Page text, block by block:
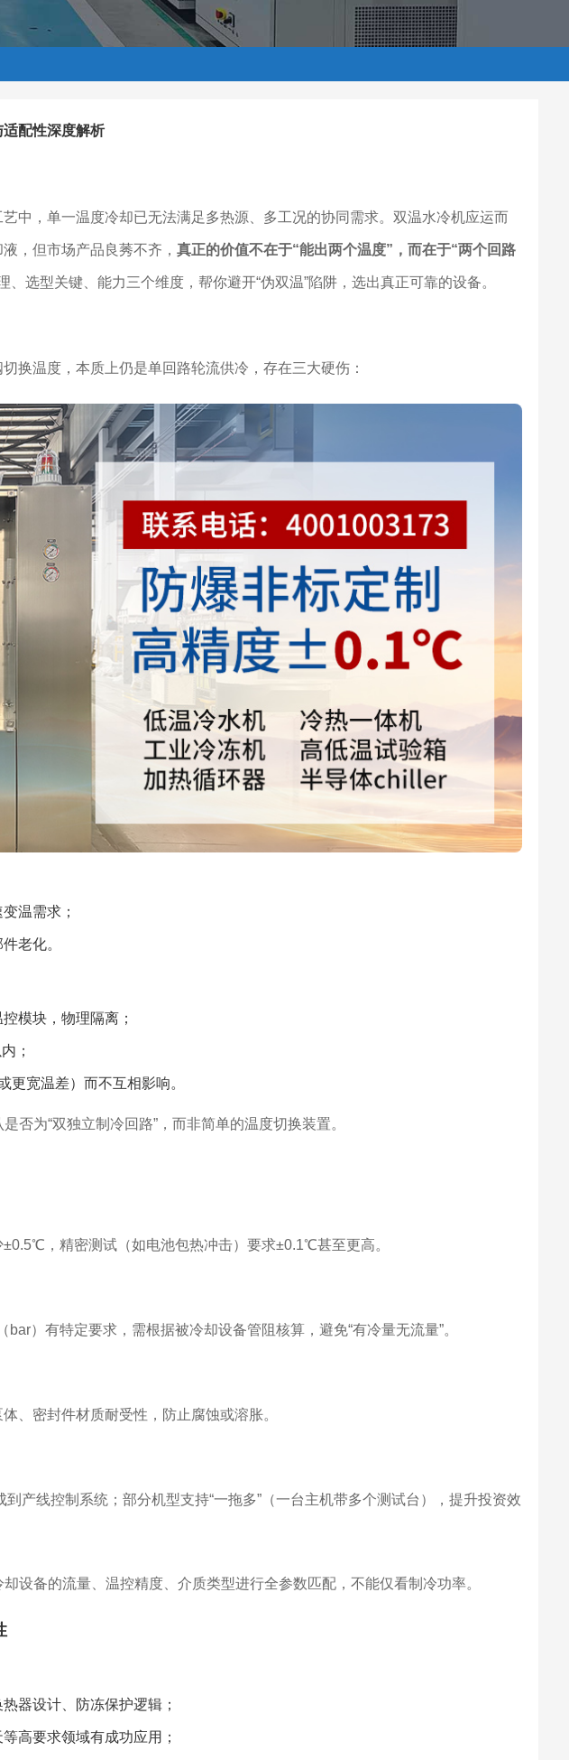
配性深度解析
中，单一温度冷却已无法满足多热源、多工况的协同需求。双温水冷机应运而
，但市场产品良莠不齐， 真正的价值不在于“能出两个温度”，而在于“两个回路
、选型关键、能力三个维度，帮你避开“伪双温”陷阱，选出真正可靠的设备。
换温度，本质上仍是单回路轮流供冷，存在三大硬伤：
温需求；
老化。
模块，物理隔离；
；
宽温差）而不互相影响。
否为“双独立制冷回路”，而非简单的温度切换装置。
，精密测试（如电池包热冲击）要求±0.1℃甚至更高。
）有特定要求，需根据被冷却设备管阻核算，避免“有冷量无流量”。
、密封件材质耐受性，防止腐蚀或溶胀。
产线控制系统；部分机型支持“一拖多”（一台主机带多个测试台），提升投资效
设备的流量、温控精度、介质类型进行全参数匹配，不能仅看制冷功率。
器设计、防冻保护逻辑；
高要求领域有成功应用；